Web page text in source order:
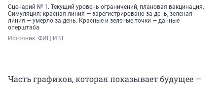
Сценарий № 1. Текущий уровень ограничений, плановая вакцинация.
Симуляция: красная линия — зарегистрировано за день, зеленая
линия — умерло за день. Красные и зеленые точки — данные
оперштаба
Источник: ФИЦ ИВТ
Часть графиков, которая показывает будущее —